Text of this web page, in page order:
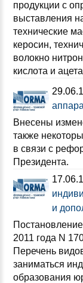
продукции с
выставления
технические
керосин,
волокно
кислота и
Внесены
также
в связи с
Президента.
и
2011 года N
Перечень
заниматься
образования